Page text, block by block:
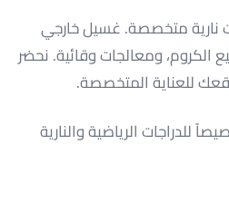
نارية متخصصة. غسيل خارجي
الكروم، ومعالجات وقائية. نحضر
للعناية المتخصصة.
الرياضية والنارية